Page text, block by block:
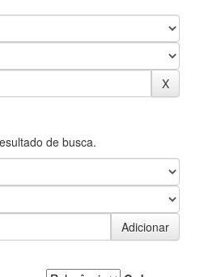
de busca.